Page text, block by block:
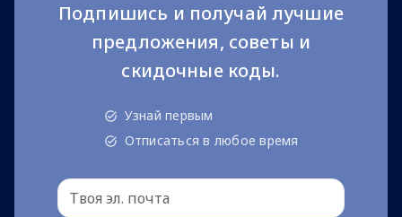
Подпишись и получай лучшие
предложения, советы и
скидочные коды.
Узнай первым
Отписаться в любое время